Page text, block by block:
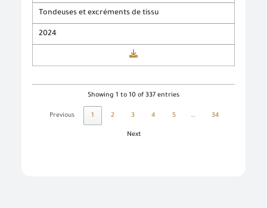
Tondeuses et excréments de tissu
2024
Showing 1 to 10 of 337 entries
Previous 1 2 3 4 5 … 34
Next